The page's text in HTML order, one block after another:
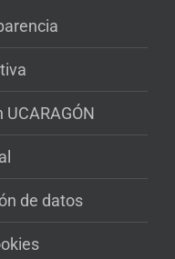
de datos